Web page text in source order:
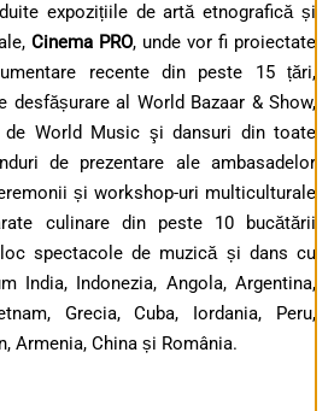
expozițiile de artă etnografică și
Cinema PRO, unde vor fi proiectate
recente din peste 15 țări,
desfășurare al World Bazaar & Show,
World Music şi dansuri din toate
de prezentare ale ambasadelor
și workshop-uri multiculturale
culinare din peste 10 bucătării
spectacole de muzică și dans cu
India, Indonezia, Angola, Argentina,
Grecia, Cuba, Iordania, Peru,
Armenia, China și România.